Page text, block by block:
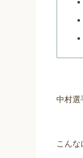
中村選
こん